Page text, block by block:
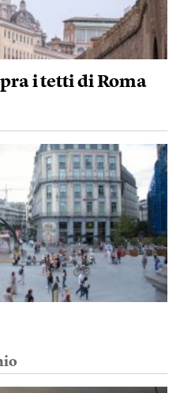
i tetti di Roma